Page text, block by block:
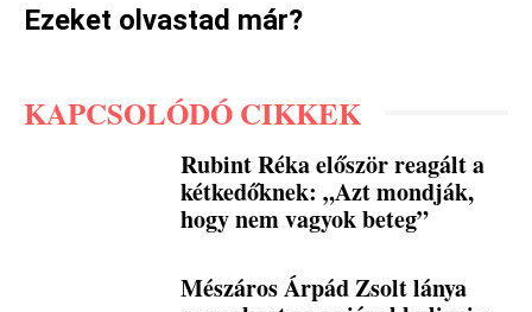
Ezeket olvastad már?
KAPCSOLÓDÓ CIKKEK
Rubint Réka először reagált a
kétkedőknek: „Azt mondják,
hogy nem vagyok beteg”
Mészáros Árpád Zsolt lánya